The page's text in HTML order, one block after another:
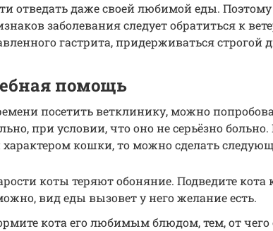
отведать даже своей любимой еды.
заболевания следует обратиться к
гастрита, придерживаться строгой
помощь
посетить ветклинику, можно
при условии, что оно не серьёзно
характером кошки, то можно сделать
коты теряют обоняние. Подведите кота
вид еды вызовет у него желание есть.
кота его любимым блюдом, тем, от чего